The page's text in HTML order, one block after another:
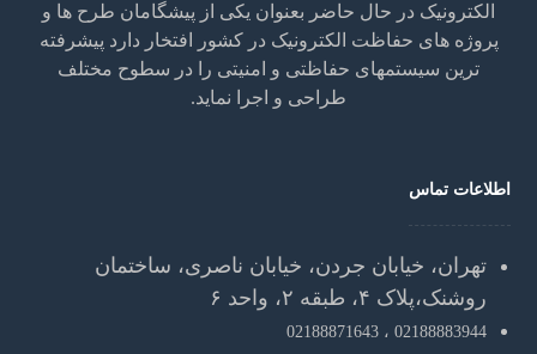
الکترونیک در حال حاضر بعنوان یکی از پیشگامان طرح ها و
پروژه های حفاظت الکترونیک در کشور افتخار دارد پیشرفته
ترین سیستمهای حفاظتی و امنیتی را در سطوح مختلف
طراحی و اجرا نماید.
اطلاعات تماس
تهران، خیابان جردن، خیابان ناصری، ساختمان
روشنک،پلاک ۴، طبقه ۲، واحد ۶
02188883944 ،
02188871643